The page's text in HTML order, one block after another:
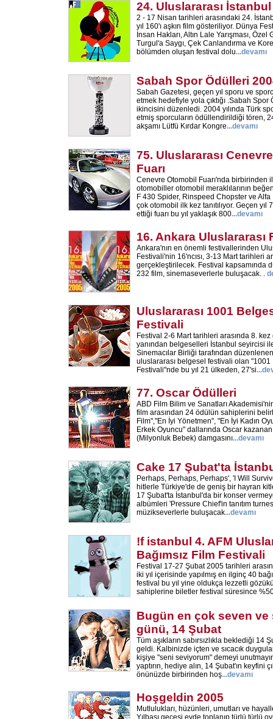
24. Uluslararası
2 - 17 Nisan tarihleri arasındaki 24.
yıl 160'ı aşkın film gösteriliyor. Dünya
İnsan Hakları, Altın Lale Yarışması, Özel
Turgul'a Saygı, Çek Canlandırma ve
bölümden oluşan festival dolu...devamı
Sabah Spor Ödülleri
Sabah Gazetesi, geçen yıl sporu ve
etmek hedefiyle yola çıktığı .Sabah
ikincisini düzenledi. 2004 yılında Türk
etmiş sporcuların ödüllendirildiği tören,
akşamı Lütfü Kırdar Kongre...devamı
75. Uluslararası
Fuarı
Cenevre Otomobil Fuarı'nda birbirinden
otomobiller otomobil meraklılarının
F 430 Spider, Rinspeed Chopster ve
çok otomobil ilk kez tanıtılıyor. Geçen
ettiği fuarı bu yıl yaklaşık 800...devamı
16. Ankara Uluslararası
Ankara'nın en önemli festivallerinden
Festivali'nin 16'ncısı, 3-13 Mart tarihleri
gerçekleştirilecek. Festival kapsamında
232 film, sinemaseverlerle buluşacak. .
Uluslararası 1001
Festivali
Festival 2-6 Mart tarihleri arasında 8. kez
yanından belgeselleri İstanbul seyircisi
Sinemacılar Birliği tarafından
uluslararası belgesel festivali olan
Festivali"nde bu yıl 21 ülkeden, 27'si...
77. Oscar Ödülleri
ABD Film Bilim ve Sanatları
film arasından 24 ödülün sahiplerini
Film","En İyi Yönetmen", "En İyi Kadın
Erkek Oyuncu" dallarında Oscar
(Milyonluk Bebek) damgasını...devamı
Cake 17 Şubat'ta
Perhaps, Perhaps, Perhaps', 'I Will
hitlerle Türkiye'de de geniş bir hayran
17 Şubat'ta İstanbul'da bir konser
albümleri 'Pressure Chief'in tanıtım
müzikseverlerle buluşacak...devamı
!f istanbul 4. AFM
Bağımsız Film Festivali
Festival 17-27 Şubat 2005 tarihleri
iki yıl içerisinde yapılmış en ilginç 40
festival bu yıl yine oldukça lezzetli
sahiplerine biletler festival süresince
Bugün en çok seven ve
günü, 14 Şubat
Tüm aşıkların sabırsızlıkla beklediği 14
geldi. Kalbinizde içten ve sıcacık
kişiye "seni seviyorum" demeyi
yaptırın, hediye alın, 14 Şubat'ın keyfini
önünüzde birbirinden hoş...devamı
Hoşgeldin 2005
Mutlulukları, hüzünleri, umutları ve
Yılbaşı gecesi evde toplanıp türlü türlü